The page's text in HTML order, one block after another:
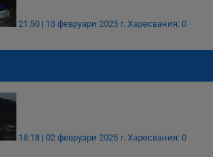
21:50 | 13 февруари 2025 г. Харесвания: 0
18:18 | 02 февруари 2025 г. Харесвания: 0